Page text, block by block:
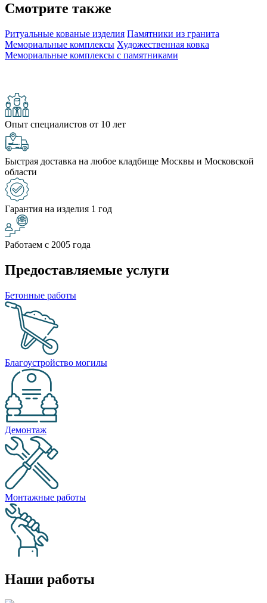
Смотрите также
Ритуальные кованые изделия Памятники из гранита
Мемориальные комплексы Художественная ковка
Мемориальные комплексы с памятниками
Опыт специалистов от 10 лет
Быстрая доставка на любое кладбище Москвы и Московской
области
Гарантия на изделия 1 год
Работаем с 2005 года
Предоставляемые услуги
Бетонные работы
Благоустройство могилы
Демонтаж
Монтажные работы
Наши работы